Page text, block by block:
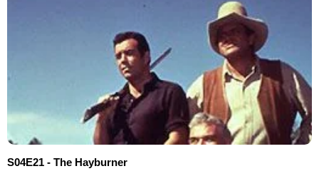
S04E21 - The Hayburner